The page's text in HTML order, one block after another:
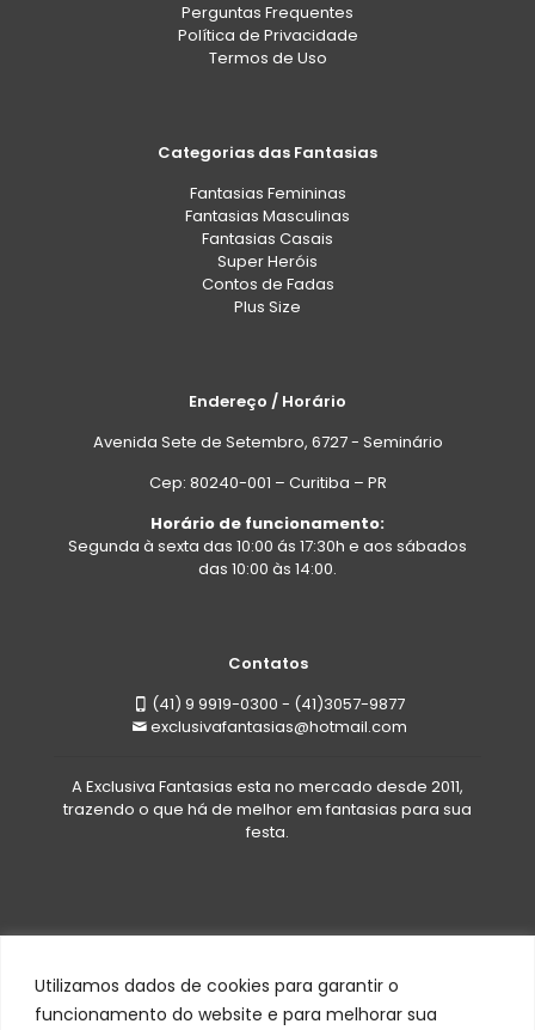
Utilizamos dados de cookies para garantir o
funcionamento do website e para melhorar sua
Perguntas Frequentes
Política de Privacidade
Termos de Uso
Categorias das Fantasias
Fantasias Femininas
Fantasias Masculinas
Fantasias Casais
Super Heróis
Contos de Fadas
Plus Size
Endereço / Horário
Avenida Sete de Setembro, 6727 - Seminário
Cep: 80240-001 – Curitiba – PR
Horário de funcionamento:
Segunda à sexta das 10:00 ás 17:30h e aos sábados
das 10:00 às 14:00.
Contatos
(41) 9 9919-0300 - (41)3057-9877
exclusivafantasias@hotmail.com
A Exclusiva Fantasias esta no mercado desde 2011,
trazendo o que há de melhor em fantasias para sua
festa.